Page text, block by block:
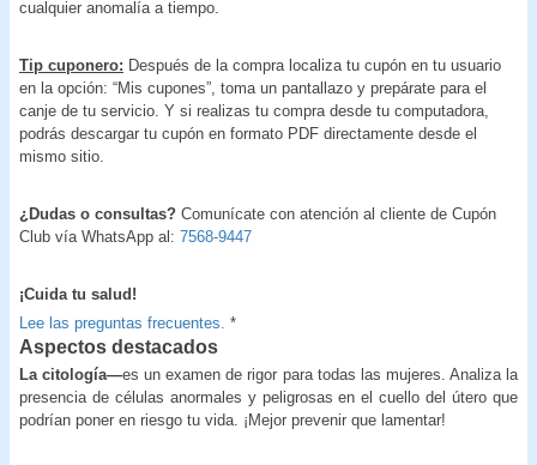
cualquier anomalía a tiempo.
Tip cuponero: Después de la compra localiza tu cupón en tu usuario
en la opción: “Mis cupones”, toma un pantallazo y prepárate para el
canje de tu servicio. Y si realizas tu compra desde tu computadora,
podrás descargar tu cupón en formato PDF directamente desde el
mismo sitio.
¿Dudas o consultas? Comunícate con atención al cliente de Cupón
Club vía WhatsApp al: 7568-9447
¡Cuida tu salud!
Lee las preguntas frecuentes. *
Aspectos destacados
La citología—es un examen de rigor para todas las mujeres. Analiza la
presencia de células anormales y peligrosas en el cuello del útero que
podrían poner en riesgo tu vida. ¡Mejor prevenir que lamentar!